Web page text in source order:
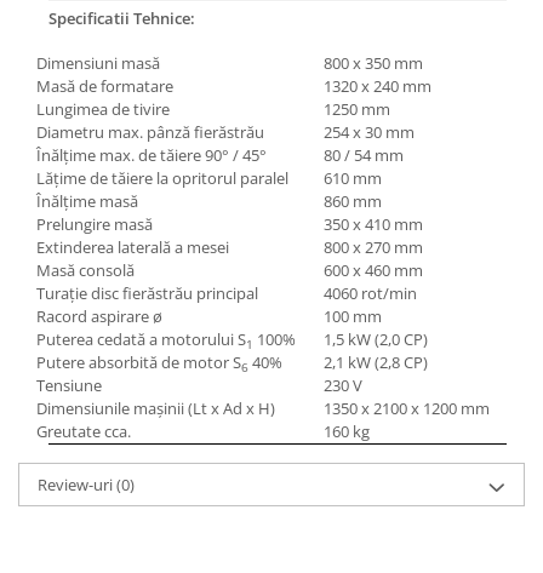
Specificatii Tehnice:
Dimensiuni masă
800 x 350 mm
Masă de formatare
1320 x 240 mm
Lungimea de tivire
1250 mm
Diametru max. pânză fierăstrău
254 x 30 mm
Înălţime max. de tăiere 90° / 45°
80 / 54 mm
Lăţime de tăiere la opritorul paralel
610 mm
Înălţime masă
860 mm
Prelungire masă
350 x 410 mm
Extinderea laterală a mesei
800 x 270 mm
Masă consolă
600 x 460 mm
Turaţie disc fierăstrău principal
4060 rot/min
Racord aspirare ø
100 mm
Puterea cedată a motorului S1 100%
1,5 kW (2,0 CP)
Putere absorbită de motor S6 40%
2,1 kW (2,8 CP)
Tensiune
230 V
Dimensiunile maşinii (Lt x Ad x H)
1350 x 2100 x 1200 mm
Greutate cca.
160 kg
Review-uri(0)